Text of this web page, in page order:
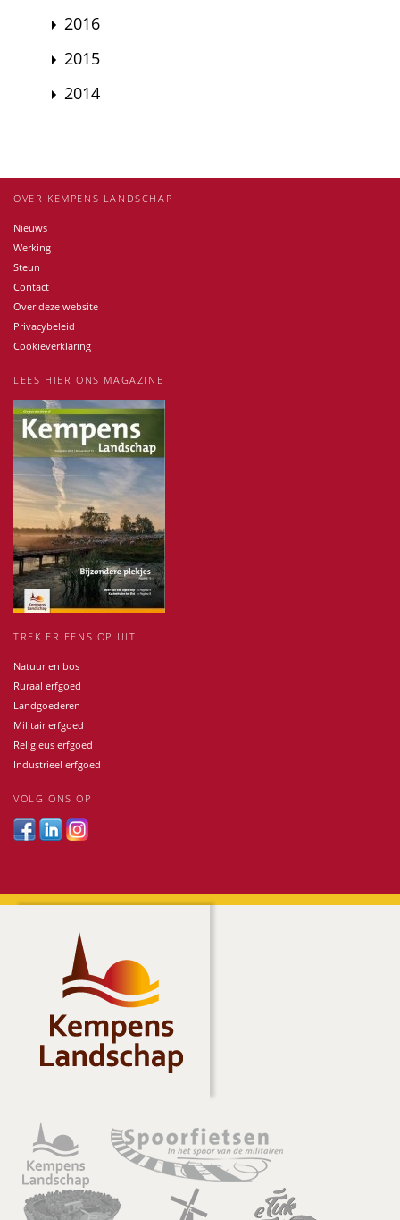
2016
2015
2014
OVER KEMPENS LANDSCHAP
Nieuws
Werking
Steun
Contact
Over deze website
Privacybeleid
Cookieverklaring
LEES HIER ONS MAGAZINE
TREK ER EENS OP UIT
Natuur en bos
Ruraal erfgoed
Landgoederen
Militair erfgoed
Religieus erfgoed
Industrieel erfgoed
VOLG ONS OP